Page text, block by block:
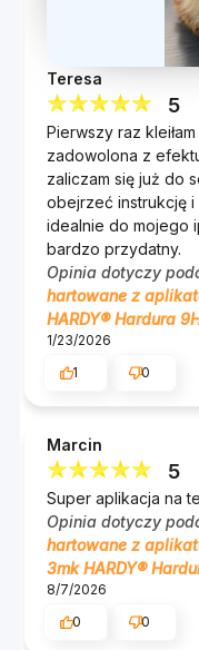
Pełne
ultra-
Szkło pokrywa
precyzyjnemu
zapewniając
stref. Nowoczesne
całej powierzchni,
Grubość zaledwie
praktycznie
użytkowania. 3mk
zaprojektowane z
sensorami
papilarnych, Face
rozpoznawania
Teresa
5
Pierwszy raz
zadowolona z
zaliczam się już do
obejrzeć instrukcję i
idealnie do mojego
bardzo przydatny.
Opinia dotyczy
hartowane z
HARDY® Hardura
1/23/2026
1
0
Marcin
5
Super aplikacja na
Opinia dotyczy
hartowane z
3mk HARDY®
8/7/2026
0
0